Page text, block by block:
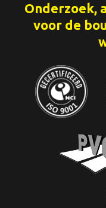
Onderzoek,
voor de